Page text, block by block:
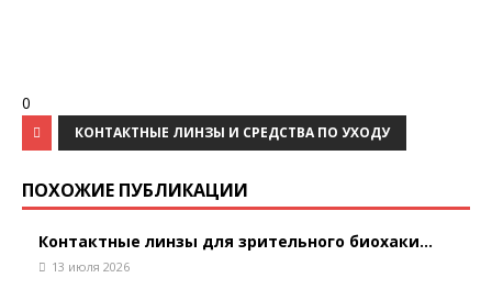
0
КОНТАКТНЫЕ ЛИНЗЫ И СРЕДСТВА ПО УХОДУ
ПОХОЖИЕ ПУБЛИКАЦИИ
Контактные линзы для зрительного биохаки...
13 июля 2026